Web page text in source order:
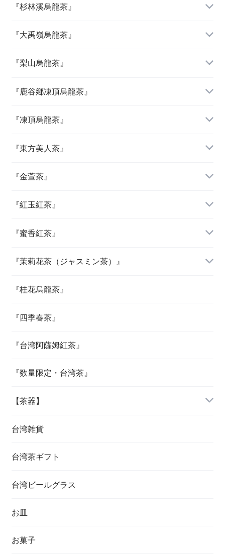
『杉林溪烏龍茶』
『大禹嶺烏龍茶』
『梨山烏龍茶』
『鹿谷鄕凍頂烏龍茶』
『凍頂烏龍茶』
『東方美人茶』
『金萱茶』
『紅玉紅茶』
『蜜香紅茶』
『茉莉花茶（ジャスミン茶）』
『桂花烏龍茶』
『四季春茶』
『台湾阿薩姆紅茶』
『数量限定・台湾茶』
【茶器】
台湾雑貨
台湾茶ギフト
台湾ビールグラス
お皿
お菓子